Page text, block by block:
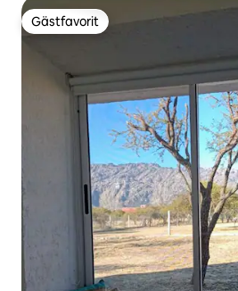
Gästfavorit
Gästfavorit